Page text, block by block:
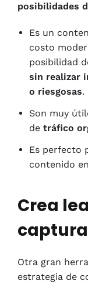
posibilidades
Es un
costo
posibilidad
sin realizar
o riesgosas.
Son muy
de tráfico
Es perfecto
contenido
Crea
Otra gran
estrategia de